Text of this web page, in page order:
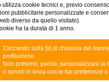
utilizza cookie tecnici e, previo
pubblicitarie personalizzate e
diverso da quello visitato).
ha la durata di 1 anno.
Cliccando sulla [x] di chiusura del
profilazione.
Non potremo, perciò, personalizzare la
o servizi in linea con le tue preferenze
domande per
le persone cui vuoi
compiliamo